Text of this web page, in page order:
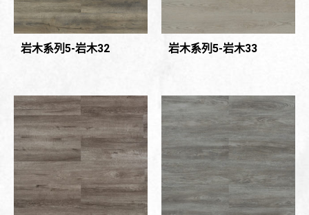
岩木系列5-岩木32 岩木系列5-岩木33